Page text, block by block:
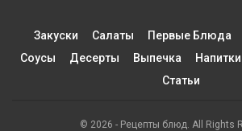
Закуски Салаты Первые Блюда
Соусы
Десерты Выпечка Напитки
Статьи
© 2026 - Рецепты блюд. All Rights